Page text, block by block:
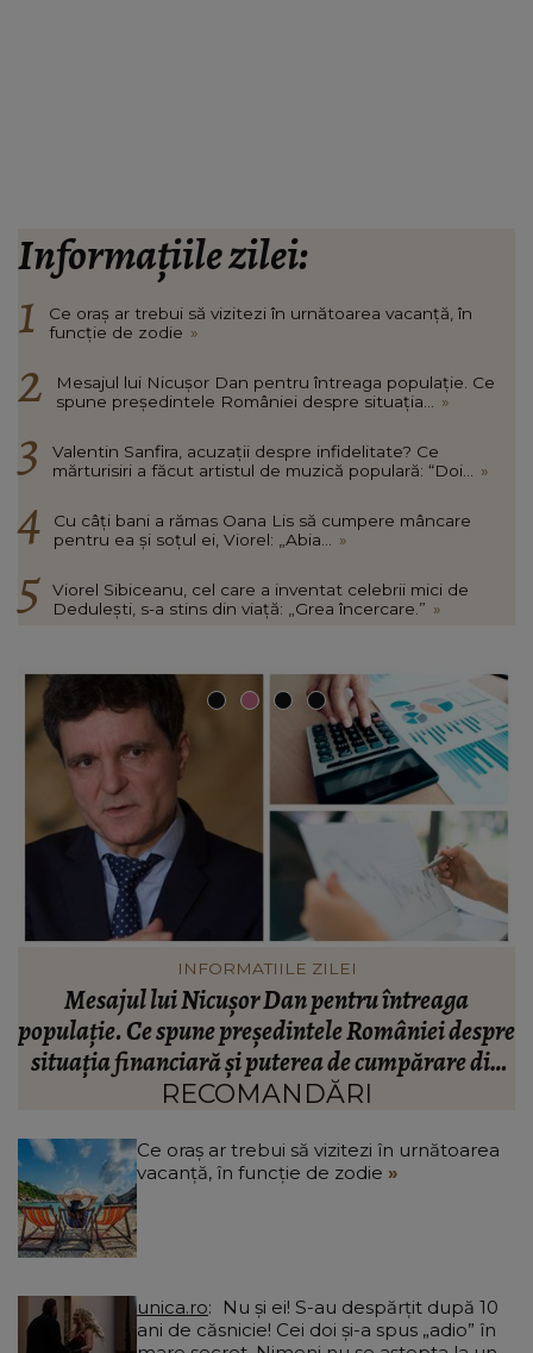
Informațiile zilei:
Ce oraș ar trebui să vizitezi în urnătoarea vacanță, în
funcție de zodie »
Mesajul lui Nicușor Dan pentru întreaga populație. Ce
spune președintele României despre situația...
»
Valentin Sanfira, acuzații despre infidelitate? Ce
mărturisiri a făcut artistul de muzică populară: “Doi...
»
Cu câți bani a rămas Oana Lis să cumpere mâncare
pentru ea și soțul ei, Viorel: „Abia...
»
Viorel Sibiceanu, cel care a inventat celebrii mici de
Dedulești, s-a stins din viață: „Grea încercare.” »
VEDETE
Valentin Sanfira, acuzații despre infidelitate? Ce
mărturisiri a făcut artistul de muzică populară:
“Doi ochi ce m-au înșelat.”
RECOMANDĂRI
Ce oraș ar trebui să vizitezi în urnătoarea
vacanță, în funcție de zodie
unica.ro
ani de căsnicie! Cei doi și-a spus „adio” în